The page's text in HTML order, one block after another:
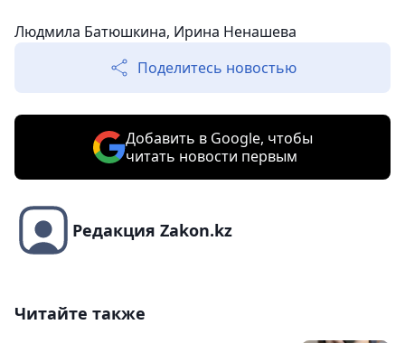
Людмила Батюшкина, Ирина Ненашева
Поделитесь новостью
Добавить в Google, чтобы
читать новости первым
Редакция Zakon.kz
Читайте также